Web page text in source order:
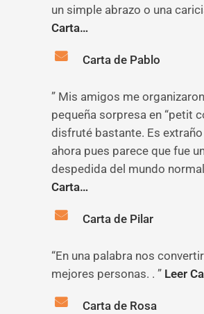
un simple abrazo o una
Carta…
Carta de Pablo
” Mis amigos me
pequeña sorpresa en “petit
disfruté bastante. Es
ahora pues parece que fue
despedida del mundo
Carta…
Carta de Pilar
“En una palabra nos
mejores personas. . ” Leer
Carta de Rosa